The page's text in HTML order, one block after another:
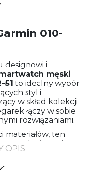
010-
designowi i
męski
51 to idealny wybór
styl i
w skład kolekcji
łączy w sobie
rozwiązaniami.
materiałów, ten
wykończeniem.
i
nadaje
OPIS